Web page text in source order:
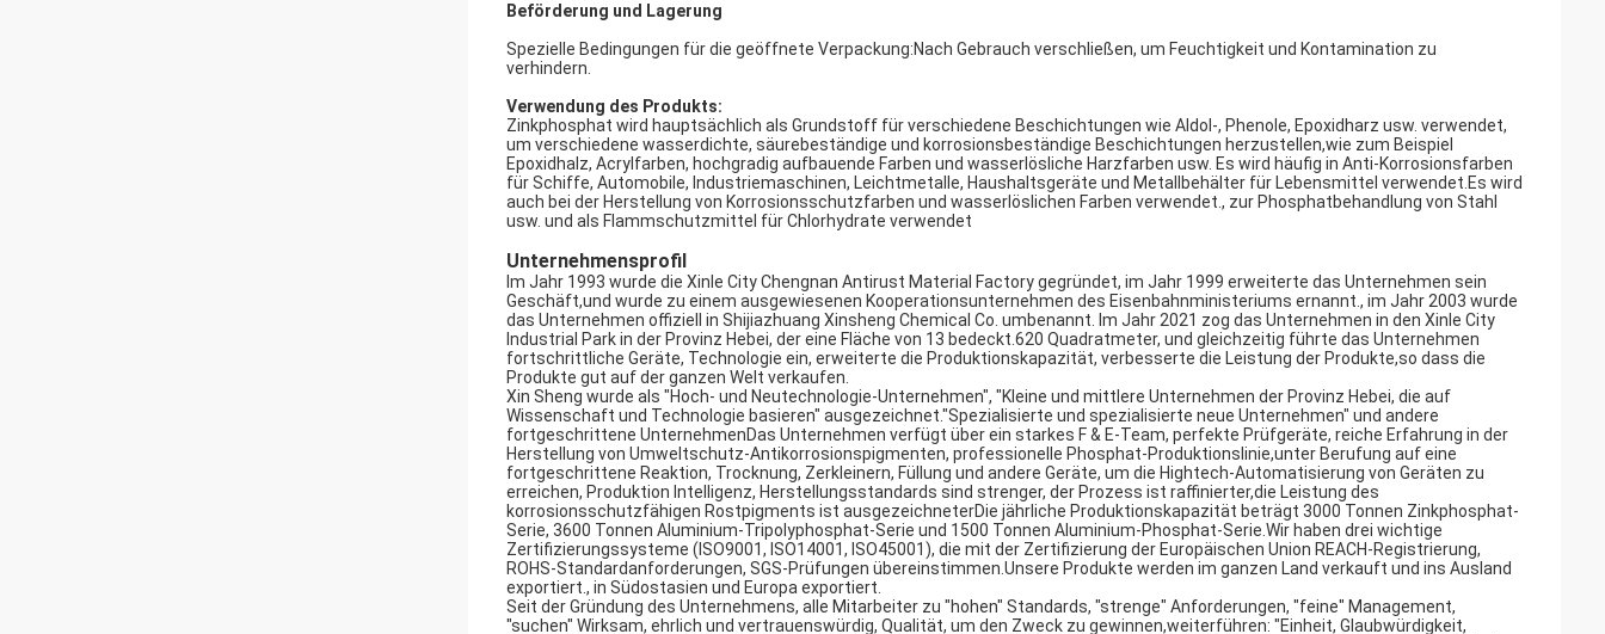
Beförderung und Lagerung
Spezielle Bedingungen für die geöffnete Verpackung:Nach Gebrauch verschließen, um Feuchtigkeit und Kontamination zu
verhindern.
Verwendung des Produkts:
Zinkphosphat wird hauptsächlich als Grundstoff für verschiedene Beschichtungen wie Aldol-, Phenole, Epoxidharz usw. verwendet,
um verschiedene wasserdichte, säurebeständige und korrosionsbeständige Beschichtungen herzustellen,wie zum Beispiel
Epoxidhalz, Acrylfarben, hochgradig aufbauende Farben und wasserlösliche Harzfarben usw. Es wird häufig in Anti-Korrosionsfarben
für Schiffe, Automobile, Industriemaschinen, Leichtmetalle, Haushaltsgeräte und Metallbehälter für Lebensmittel verwendet.Es wird
auch bei der Herstellung von Korrosionsschutzfarben und wasserlöslichen Farben verwendet., zur Phosphatbehandlung von Stahl
usw. und als Flammschutzmittel für Chlorhydrate verwendet
Unternehmensprofil
Im Jahr 1993 wurde die Xinle City Chengnan Antirust Material Factory gegründet, im Jahr 1999 erweiterte das Unternehmen sein
Geschäft,und wurde zu einem ausgewiesenen Kooperationsunternehmen des Eisenbahnministeriums ernannt., im Jahr 2003 wurde
das Unternehmen offiziell in Shijiazhuang Xinsheng Chemical Co. umbenannt. Im Jahr 2021 zog das Unternehmen in den Xinle City
Industrial Park in der Provinz Hebei, der eine Fläche von 13 bedeckt.620 Quadratmeter, und gleichzeitig führte das Unternehmen
fortschrittliche Geräte, Technologie ein, erweiterte die Produktionskapazität, verbesserte die Leistung der Produkte,so dass die
Produkte gut auf der ganzen Welt verkaufen.
Xin Sheng wurde als "Hoch- und Neutechnologie-Unternehmen", "Kleine und mittlere Unternehmen der Provinz Hebei, die auf
Wissenschaft und Technologie basieren" ausgezeichnet."Spezialisierte und spezialisierte neue Unternehmen" und andere
fortgeschrittene UnternehmenDas Unternehmen verfügt über ein starkes F & E-Team, perfekte Prüfgeräte, reiche Erfahrung in der
Herstellung von Umweltschutz-Antikorrosionspigmenten, professionelle Phosphat-Produktionslinie,unter Berufung auf eine
fortgeschrittene Reaktion, Trocknung, Zerkleinern, Füllung und andere Geräte, um die Hightech-Automatisierung von Geräten zu
erreichen, Produktion Intelligenz, Herstellungsstandards sind strenger, der Prozess ist raffinierter,die Leistung des
korrosionsschutzfähigen Rostpigments ist ausgezeichneterDie jährliche Produktionskapazität beträgt 3000 Tonnen Zinkphosphat-
Serie, 3600 Tonnen Aluminium-Tripolyphosphat-Serie und 1500 Tonnen Aluminium-Phosphat-Serie.Wir haben drei wichtige
Zertifizierungssysteme (ISO9001, ISO14001, ISO45001), die mit der Zertifizierung der Europäischen Union REACH-Registrierung,
ROHS-Standardanforderungen, SGS-Prüfungen übereinstimmen.Unsere Produkte werden im ganzen Land verkauft und ins Ausland
exportiert., in Südostasien und Europa exportiert.
Seit der Gründung des Unternehmens, alle Mitarbeiter zu "hohen" Standards, "strenge" Anforderungen, "feine" Management,
"suchen" Wirksam, ehrlich und vertrauenswürdig, Qualität, um den Zweck zu gewinnen,weiterführen: "Einheit, Glaubwürdigkeit,